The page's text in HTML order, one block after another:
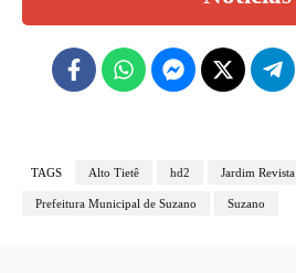
TAGS Alto Tietê hd2 Jardim Revista
Prefeitura Municipal de Suzano Suzano